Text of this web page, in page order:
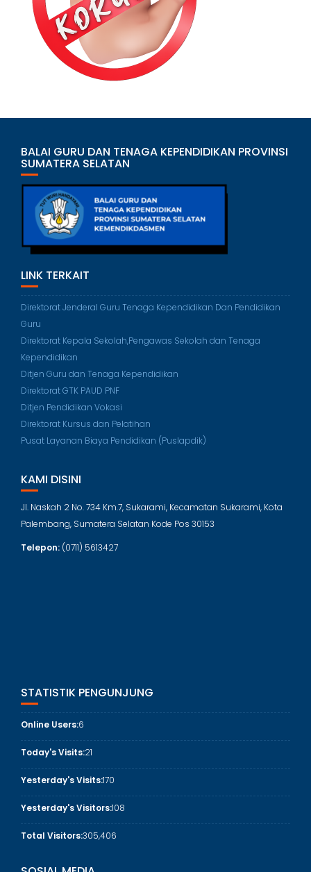
BALAI GURU DAN TENAGA KEPENDIDIKAN PROVINSI
SUMATERA SELATAN
LINK TERKAIT
Direktorat Jenderal Guru Tenaga Kependidikan Dan Pendidikan
Guru
Direktorat Kepala Sekolah,Pengawas Sekolah dan Tenaga
Kependidikan
Ditjen Guru dan Tenaga Kependidikan
Direktorat GTK PAUD PNF
Ditjen Pendidikan Vokasi
Direktorat Kursus dan Pelatihan
Pusat Layanan Biaya Pendidikan (Puslapdik)
KAMI DISINI
Jl. Naskah 2 No. 734 Km.7, Sukarami, Kecamatan Sukarami, Kota
Palembang, Sumatera Selatan Kode Pos 30153
Telepon: (0711) 5613427
STATISTIK PENGUNJUNG
Online Users:6
Today's Visits:21
Yesterday's Visits:170
Yesterday's Visitors:108
Total Visitors:305,406